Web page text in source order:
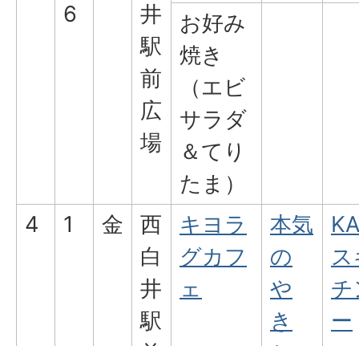
6
井
駅
前
広
場
お好み
焼き
（エビ
サラダ
＆てり
たま）
4
1 金
西
白
井
駅
キヨラ
グカフ
ェ
本気
の
や
き
チ
ー